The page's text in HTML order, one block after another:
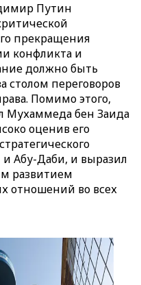
Путин
прекращения
конфликта и
должно быть
столом переговоров
Помимо этого,
Мухаммеда бен Заида
оценив его
Абу-Даби, и выразил
развитием
отношений во всех